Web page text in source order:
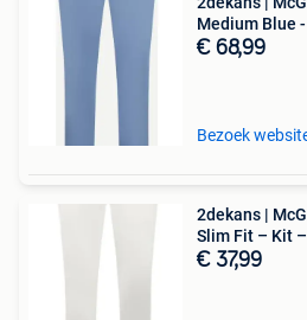
Medium Blue
€ 68,99
Bezoek
2dekans |
Slim Fit – Kit
€ 37,99